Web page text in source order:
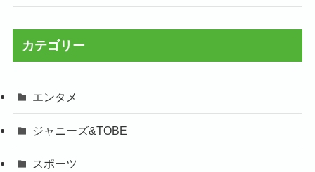
カテゴリー
エンタメ
ジャニーズ&TOBE
スポーツ